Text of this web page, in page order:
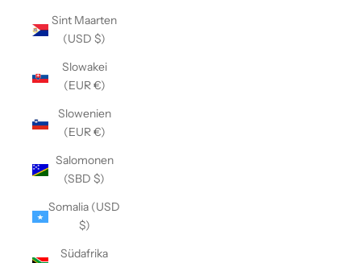
Sint Maarten
(USD $)
Slowakei
(EUR €)
Slowenien
(EUR €)
Salomonen
(SBD $)
Somalia (USD
$)
Südafrika